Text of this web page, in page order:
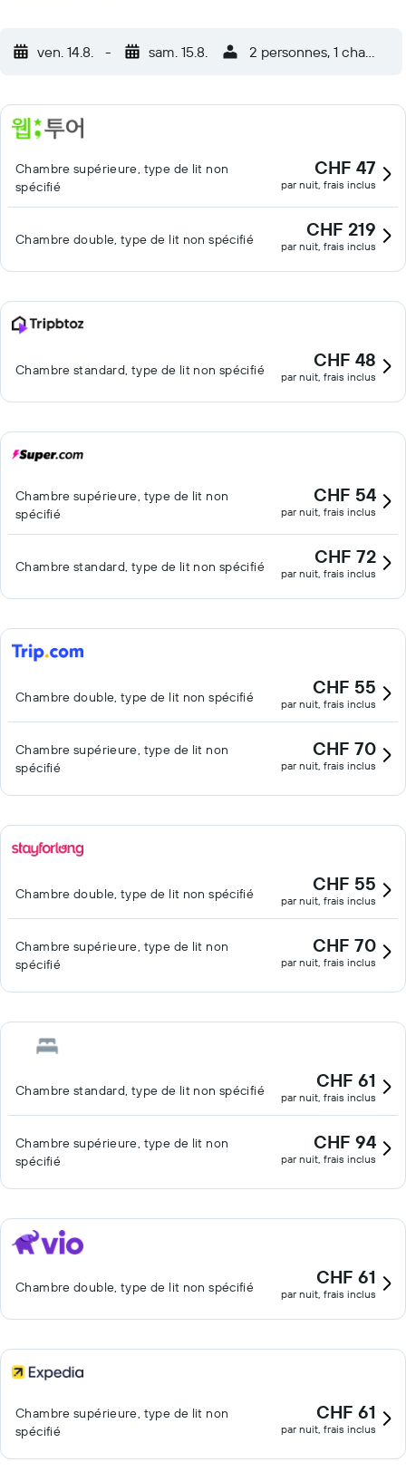
ven. 14.8. - sam. 15.8. 2 personnes, 1 chambre
Chambre supérieure, type de lit non
spécifié
CHF 47
par nuit, frais inclus
Chambre double, type de lit non spécifié CHF 219
par nuit, frais inclus
Chambre standard, type de lit non spécifié CHF 48
par nuit, frais inclus
Chambre supérieure, type de lit non
spécifié
CHF 54
par nuit, frais inclus
Chambre standard, type de lit non spécifié CHF 72
par nuit, frais inclus
Chambre double, type de lit non spécifié CHF 55
par nuit, frais inclus
Chambre supérieure, type de lit non
spécifié
CHF 70
par nuit, frais inclus
Chambre double, type de lit non spécifié CHF 55
par nuit, frais inclus
Chambre supérieure, type de lit non
spécifié
CHF 70
par nuit, frais inclus
Chambre standard, type de lit non spécifié CHF 61
par nuit, frais inclus
Chambre supérieure, type de lit non
spécifié
CHF 94
par nuit, frais inclus
Chambre double, type de lit non spécifié CHF 61
par nuit, frais inclus
Chambre supérieure, type de lit non
spécifié
CHF 61
par nuit, frais inclus